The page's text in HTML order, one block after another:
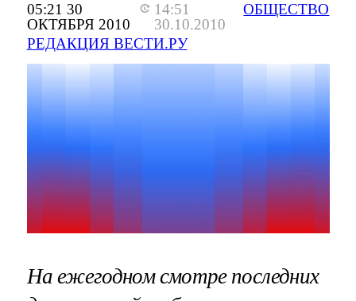
05:21 30
ОКТЯБРЯ 2010
14:51
30.10.2010
РЕДАКЦИЯ ВЕСТИ.РУ
ОБЩЕСТВО
На ежегодном смотре последних